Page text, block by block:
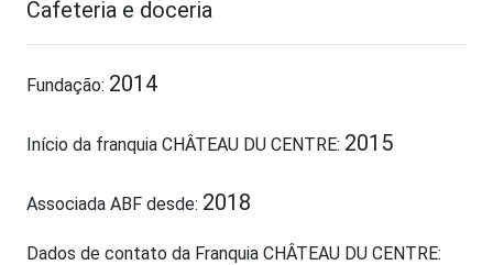
Cafeteria e doceria
Fundação: 2014
Início da franquia CHÂTEAU DU CENTRE: 2015
Associada ABF desde: 2018
Dados de contato da Franquia CHÂTEAU DU CENTRE: